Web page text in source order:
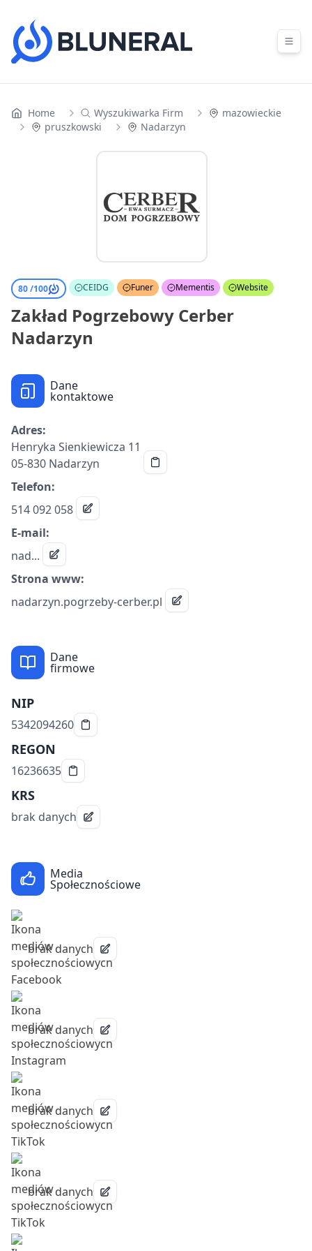
Home Wyszukiwarka Firm
mazowieckie
pruszkowski
Nadarzyn
80 /100 CEIDG Funer Mementis Website
Zakład Pogrzebowy Cerber
Nadarzyn
Dane
kontaktowe
Adres:
Henryka Sienkiewicza 11
05-830 Nadarzyn
Telefon:
514 092 058
E-mail:
nad...
Strona www:
nadarzyn.pogrzeby-cerber.pl
Dane
firmowe
NIP
5342094260
REGON
16236635
KRS
brak danych
Media
Społecznościowe
brak danych
brak danych
brak danych
brak danych